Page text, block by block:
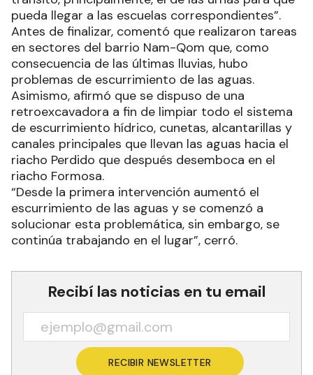
pueda llegar a las escuelas correspondientes”.
Antes de finalizar, comentó que realizaron tareas
en sectores del barrio Nam-Qom que, como
consecuencia de las últimas lluvias, hubo
problemas de escurrimiento de las aguas.
Asimismo, afirmó que se dispuso de una
retroexcavadora a fin de limpiar todo el sistema
de escurrimiento hídrico, cunetas, alcantarillas y
canales principales que llevan las aguas hacia el
riacho Perdido que después desemboca en el
riacho Formosa.
“Desde la primera intervención aumentó el
escurrimiento de las aguas y se comenzó a
solucionar esta problemática, sin embargo, se
continúa trabajando en el lugar”, cerró.
Recibí las noticias en tu email
RECIBIR NEWSLETTER